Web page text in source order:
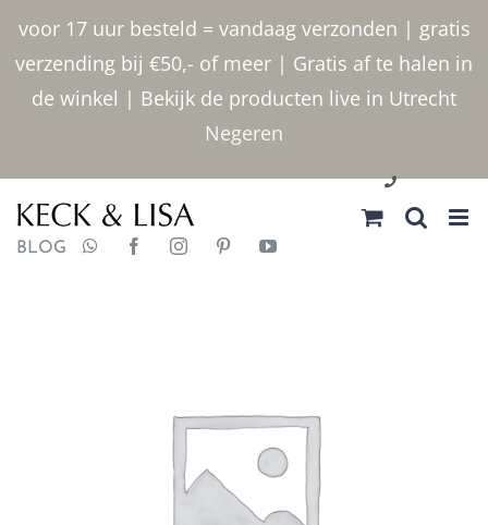
voor 17 uur besteld = vandaag verzonden | gratis
verzending bij €50,- of meer | Gratis af te halen in
de winkel | Bekijk de producten live in Utrecht
Negeren
inhoud
030 2400000
BLOG